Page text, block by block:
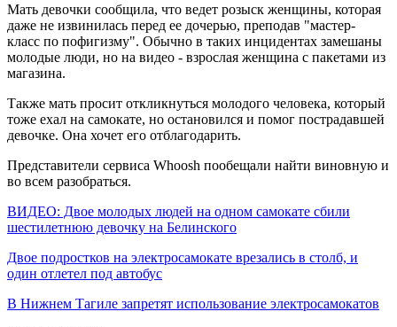
Мать девочки сообщила, что ведет розыск женщины, которая
даже не извинилась перед ее дочерью, преподав "мастер-
класс по пофигизму". Обычно в таких инцидентах замешаны
молодые люди, но на видео - взрослая женщина с пакетами из
магазина.
Также мать просит откликнуться молодого человека, который
тоже ехал на самокате, но остановился и помог пострадавшей
девочке. Она хочет его отблагодарить.
Представители сервиса Whoosh пообещали найти виновную и
во всем разобраться.
ВИДЕО: Двое молодых людей на одном самокате сбили
шестилетнюю девочку на Белинского
Двое подростков на электросамокате врезались в столб, и
один отлетел под автобус
В Нижнем Тагиле запретят использование электросамокатов